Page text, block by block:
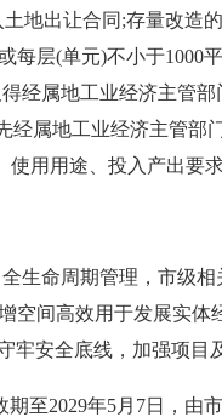
地出让合同;存量改造
每层(单元)不小于
经属地工业经济主管
经属地工业经济主管
用用途、投入产出要
命周期管理，市级相
空间高效用于发展实
牢安全底线，加强项
2029年5月7日，由